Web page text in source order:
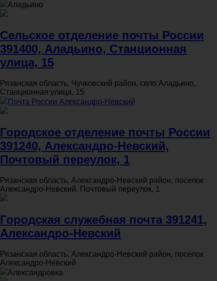
Аладьино
Сельское отделение почты России
391400, Аладьино, Станционная
улица, 15
Рязанская область, Чучковский район, село Аладьино,
Станционная улица, 15
Почта России Александро-Невский
Городское отделение почты России
391240, Александро-Невский,
Почтовый переулок, 1
Рязанская область, Александро-Невский район, поселок
Александро-Невский, Почтовый переулок, 1
Городская служебная почта 391241,
Александро-Невский
Рязанская область, Александро-Невский район, поселок
Александро-Невский
Александровка